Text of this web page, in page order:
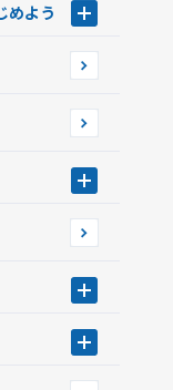
めよう